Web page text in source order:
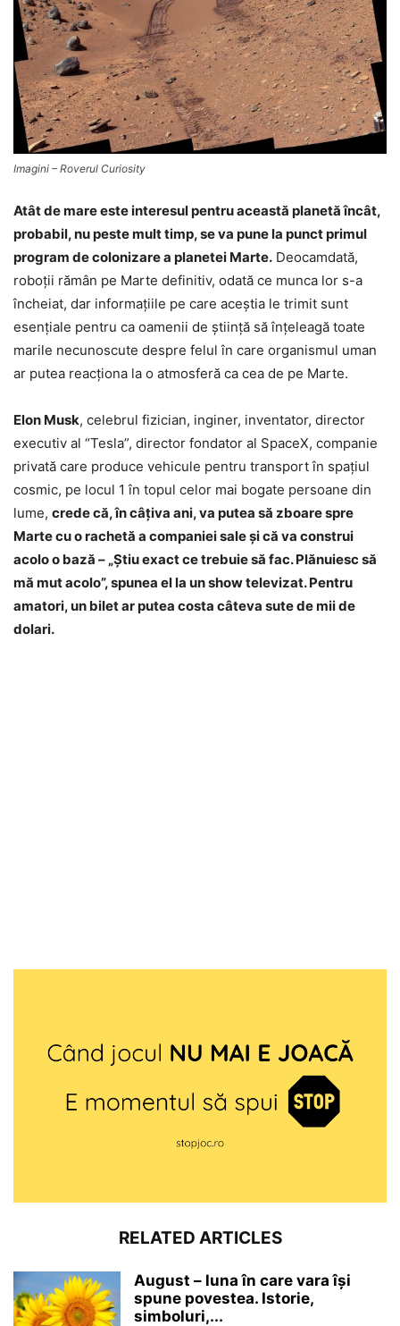
Imagini – Roverul Curiosity
Atât de mare este interesul pentru această planetă încât,
probabil, nu peste mult timp, se va pune la punct primul
program de colonizare a planetei Marte. Deocamdată,
roboţii rămân pe Marte definitiv, odată ce munca lor s-a
încheiat, dar informaţiile pe care aceştia le trimit sunt
esenţiale pentru ca oamenii de ştiinţă să înţeleagă toate
marile necunoscute despre felul în care organismul uman
ar putea reacţiona la o atmosferă ca cea de pe Marte.
Elon Musk, celebrul fizician, inginer, inventator, director
executiv al “Tesla”, director fondator al SpaceX, companie
privată care produce vehicule pentru transport în spaţiul
cosmic, pe locul 1 în topul celor mai bogate persoane din
lume, crede că, în câţiva ani, va putea să zboare spre
Marte cu o rachetă a companiei sale şi că va construi
acolo o bază – „Știu exact ce trebuie să fac. Plănuiesc să
mă mut acolo”, spunea el la un show televizat. Pentru
amatori, un bilet ar putea costa câteva sute de mii de
dolari.
RELATED ARTICLES
August – luna în care vara își
spune povestea. Istorie,
simboluri,...